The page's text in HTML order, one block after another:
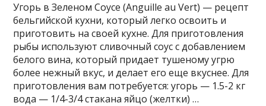
Угорь в Зеленом Соусе (Anguille au Vert) — рецепт
бельгийской кухни, который легко освоить и
приготовить на своей кухне. Для приготовления
рыбы используют сливочный соус с добавлением
белого вина, который придает тушеному угрю
более нежный вкус, и делает его еще вкуснее. Для
приготовления вам потребуется: угорь — 1.5-2 кг
вода — 1/4-3/4 cтакана яйцо (желтки) …